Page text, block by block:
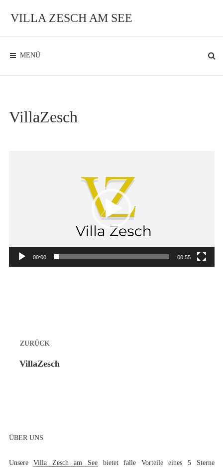
InhaltVILLA ZESCH AM SEE
Ambiente
See MENÜ
VillaZesch
00:00 00:55
ZURÜCK
Vorheriger
VillaZesch
ÜBER UNS
UnsereVilla Zesch am Seebietet falle Vorteile eines 5 Sterne